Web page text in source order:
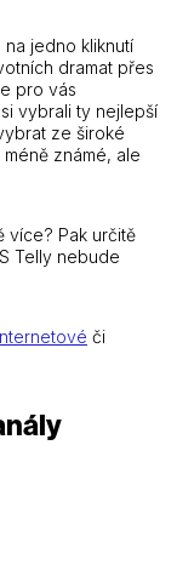
jedno kliknutí
dramat přes
pro vás
vybrali ty nejlepší
ze široké
známé, ale
více? Pak určitě
Telly nebude
či